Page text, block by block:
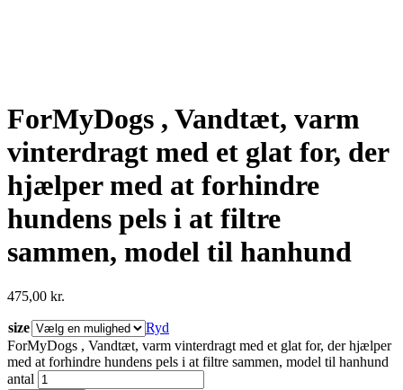
ForMyDogs , Vandtæt, varm
vinterdragt med et glat for, der
hjælper med at forhindre
hundens pels i at filtre
sammen, model til hanhund
475,00 kr.
size
Ryd
ForMyDogs , Vandtæt, varm vinterdragt med et glat for, der hjælper
med at forhindre hundens pels i at filtre sammen, model til hanhund
antal